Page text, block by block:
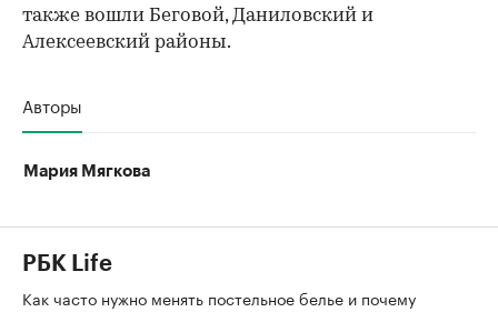
также вошли Беговой, Даниловский и
Алексеевский районы.
Авторы
Мария Мягкова
РБК Life
Как часто нужно менять постельное белье и почему